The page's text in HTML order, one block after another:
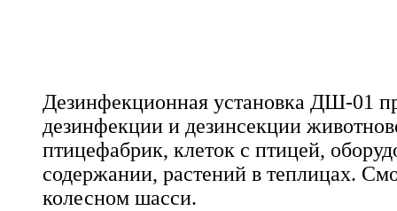
Дезинфекционная установка ДШ-01
дезинфекции и дезинсекции
птицефабрик, клеток с птицей,
содержании, растений в теплицах.
колесном шасси.